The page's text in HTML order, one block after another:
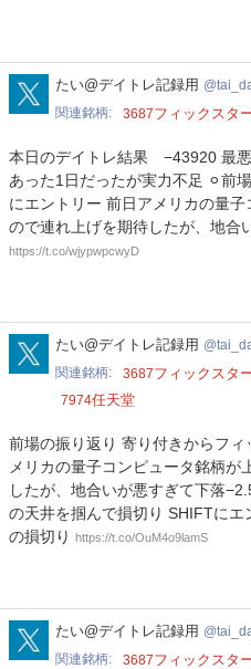
tai_daytrade
たい@デイトレ記録用
関連銘柄
3687フィックスタ
本日のデイトレ結果 −43920 最
あった1日だったが実力不足 ⚪︎前
にエントリー 前日アメリカの量
ので連れ上げを期待したが、地合
https://t.co/wjypwpcwyD
tai_daytrade
たい@デイトレ記録用
関連銘柄
3687フィックスタ
7974任天堂
前場の振り返り 寄り付きからフ
メリカの量子コンピュータ銘柄
したが、地合いが悪すぎて下落
の天井を掴んで損切り SHIFTに
の損切り https://t.co/OuM4o9lamS
tai_daytrade
たい@デイトレ記録用
関連銘柄
3687フィックスタ